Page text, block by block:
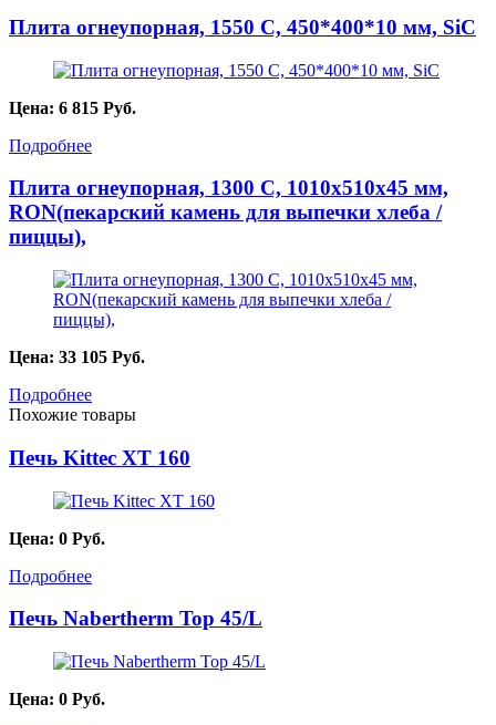
Плита огнеупорная, 1550 С, 450*400*10 мм, SiC
Цена: 6 815 Руб.
Подробнее
Плита огнеупорная, 1300 С, 1010х510х45 мм,
RON(пекарский камень для выпечки хлеба /
пиццы),
Цена: 33 105 Руб.
Подробнее
Похожие товары
Печь Kittec XT 160
Цена: 0 Руб.
Подробнее
Печь Nabertherm Top 45/L
Цена: 0 Руб.